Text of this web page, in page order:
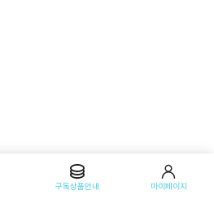
구독상품안내 마이페이지